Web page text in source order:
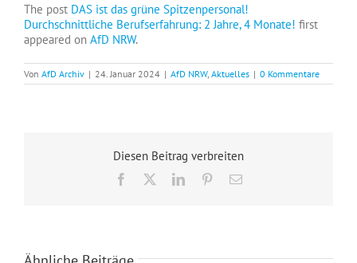
The post DAS ist das grüne Spitzenpersonal!
Durchschnittliche Berufserfahrung: 2 Jahre, 4 Monate! first
appeared on AfD NRW.
Von AfD Archiv | 24. Januar 2024 | AfD NRW, Aktuelles | 0 Kommentare
Diesen Beitrag verbreiten
Facebook LinkedInPinterest
E-